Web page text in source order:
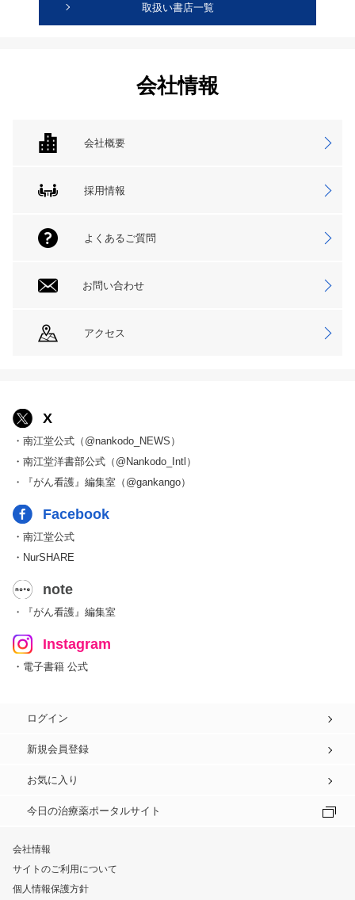
取扱い書店一覧
会社情報
会社概要
採用情報
よくあるご質問
お問い合わせ
アクセス
X
・南江堂公式（@nankodo_NEWS）
・南江堂洋書部公式（@Nankodo_Intl）
・『がん看護』編集室（@gankango）
Facebook
・南江堂公式
・NurSHARE
note
・『がん看護』編集室
Instagram
・電子書籍 公式
ログイン
新規会員登録
お気に入り
今日の治療薬ポータルサイト
会社情報
サイトのご利用について
個人情報保護方針